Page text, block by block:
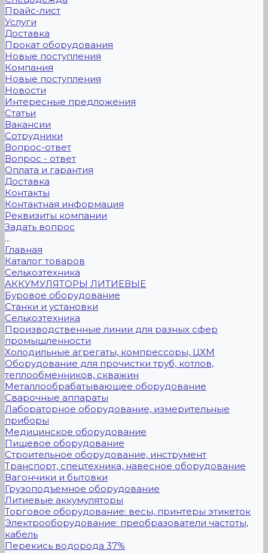
Прайс-лист
Услуги
Доставка
Прокат оборудования
Новые поступления
Компания
Новые поступления
Новости
Интересные предложения
Статьи
Вакансии
Сотрудники
Вопрос-ответ
Вопрос - ответ
Оплата и гарантия
Доставка
Контакты
Контактная информация
Реквизиты компании
Задать вопрос
...
Главная
Каталог товаров
Сельхозтехника
АККУМУЛЯТОРЫ ЛИТИЕВЫЕ
Буровое оборудование
Станки и установки
Сельхозтехника
Производственные линии для разных сфер
промышленности
Холодильные агрегаты, компрессоры, ЦХМ
Оборудование для прочистки труб, котлов,
теплообменников, скважин
Металлообрабатывающее оборудование
Сварочные аппараты
Лабораторное оборудование, измерительные
приборы
Медицинское оборудование
Пищевое оборудование
Строительное оборудование, инструмент
Транспорт, спецтехника, навесное оборудование
Вагончики и бытовки
Грузоподъемное оборудование
Литиевые аккумуляторы
Торговое оборудование: весы, принтеры этикеток
Электрооборудование: преобразователи частоты,
кабель
Перекись водорода 37%